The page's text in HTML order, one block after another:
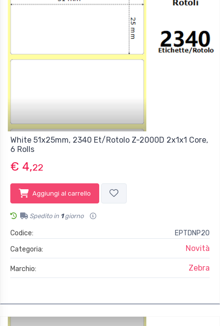
White 51x25mm, 2340 Et/Rotolo Z-2000D 2x1x1 Core,
6 Rolls
€ 4,22
Aggiungi al carrello
Spedito in 1giorno
Codice:
EPTDNP20
Categoria:
Novità
Marchio: Zebra